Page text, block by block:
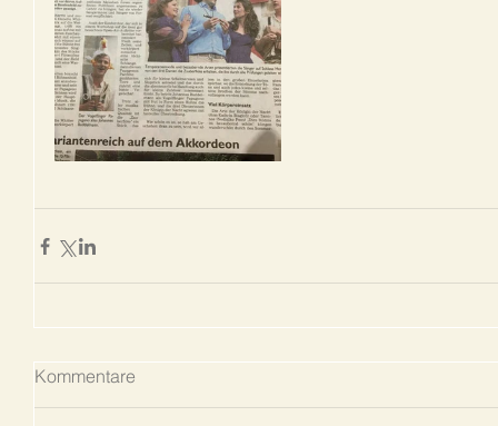
Kommentare